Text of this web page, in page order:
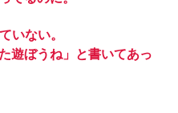
いない。
遊ぼうね」と書いてあっ